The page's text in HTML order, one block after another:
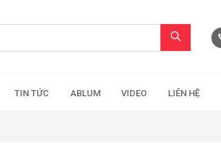
TIN TỨC ABLUM VIDEO LIÊN HỆ